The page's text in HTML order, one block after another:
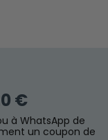
€
à WhatsApp de
un coupon de